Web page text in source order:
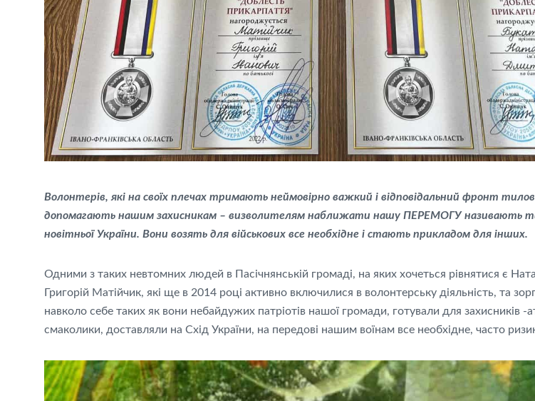
Волонтерів, які на своїх плечах тримають неймовірно важкий і відповідальний фронт
допомагають нашим захисникам – визволителям наближати нашу ПЕРЕМОГУ називають
новітньої України. Вони возять для військових все необхідне і стають прикладом для інших.
Одними з таких невтомних людей в Пасічнянській громаді, на яких хочеться рівнятися є
Григорій Матійчик, які ще в 2014 році активно включилися в волонтерську діяльність, та
навколо себе таких як вони небайдужих патріотів нашої громади, готували для захисників -
смаколики, доставляли на Схід України, на передові нашим воїнам все необхідне, часто